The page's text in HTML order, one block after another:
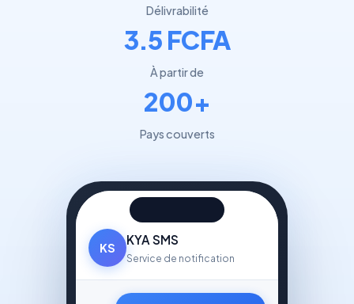
Délivrabilité
3.5 FCFA
À partir de
200+
Pays couverts
KS
KYA SMS
Service de notification